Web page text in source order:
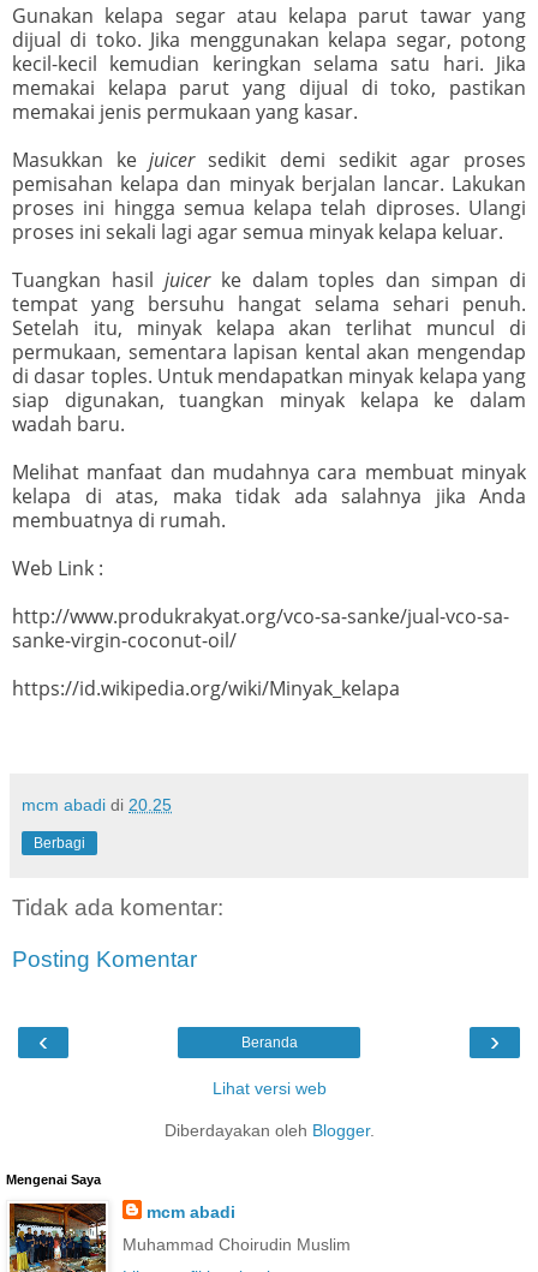
Gunakan kelapa segar atau kelapa parut tawar yang
dijual di toko. Jika menggunakan kelapa segar, potong
kecil-kecil kemudian keringkan selama satu hari. Jika
memakai kelapa parut yang dijual di toko, pastikan
memakai jenis permukaan yang kasar.
Masukkan kejuicersedikit demi sedikit agar proses
pemisahan kelapa dan minyak berjalan lancar. Lakukan
proses ini hingga semua kelapa telah diproses. Ulangi
proses ini sekali lagi agar semua minyak kelapa keluar.
Tuangkan hasil juicerke dalam toples dan simpan di
tempat yang bersuhu hangat selama sehari penuh.
Setelah itu, minyak kelapa akan terlihat muncul di
permukaan, sementara lapisan kental akan mengendap
di dasar toples. Untuk mendapatkan minyak kelapa yang
siap digunakan, tuangkan minyak kelapa ke dalam
wadah baru.
Melihat manfaat dan mudahnya cara membuat minyak
kelapa di atas, maka tidak ada salahnya jika Anda
membuatnya di rumah.
Web Link :
http://www.produkrakyat.org/vco-sa-sanke/jual-vco-sa-
sanke-virgin-coconut-oil/
https://id.wikipedia.org/wiki/Minyak_kelapa
mcm abadi di 20.25
Berbagi
Tidak ada komentar:
Posting Komentar
‹ ›
Beranda
Lihat versi web
Diberdayakan oleh Blogger.
Mengenai Saya
mcm abadi
Muhammad Choirudin Muslim